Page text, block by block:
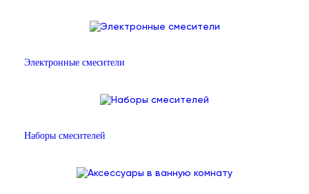
Электронные смесители
Наборы смесителей